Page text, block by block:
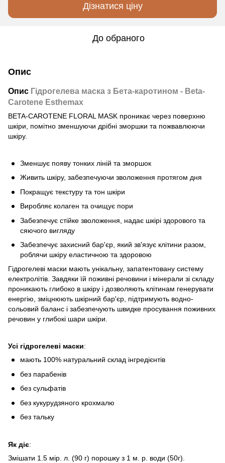
Дізнатися ціну
До обраного
Опис
Опис Гідрогелева маска з Бета-каротином - Beta-
Carotene Esthemax
BETA-CAROTENE FLORAL MASK проникає через поверхню
шкіри, помітно зменшуючи дрібні зморшки та пожвавлюючи
шкіру.
Зменшує появу тонких ліній та зморшок
Живить шкіру, забезпечуючи зволоження протягом дня
Покращує текстуру та тон шкіри
Виробляє колаген та очищує пори
Забезпечує стійке зволоження, надає шкірі здорового та
сяючого вигляду
Забезпечує захисний бар'єр, який зв'язує клітини разом,
роблячи шкіру еластичною та здоровою
Гідрогелеві маски мають унікальну, запатентовану систему
електролітів. Завдяки їй поживні речовини і мінерали зі складу
проникають глибоко в шкіру і дозволяють клітинам генерувати
енергію, зміцнюють шкірний бар'єр, підтримують водно-
сольовий баланс і забезпечують швидке просування поживних
речовин у глибокі шари шкіри.
Усі гідрогелеві маски:
мають 100% натуральний склад інгредієнтів
без парабенів
без сульфатів
без кукурудзяного крохмалю
без тальку⁣
Як діє:
Змішати 1.5 мір. л. (90 г) порошку з 1 м. р. води (50г).